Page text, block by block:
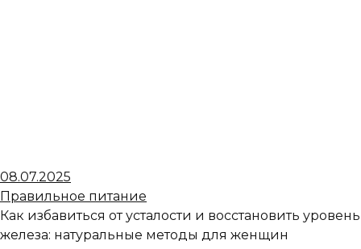
08.07.2025
Правильное питание
Как избавиться от усталости и восстановить уровень
железа: натуральные методы для женщин